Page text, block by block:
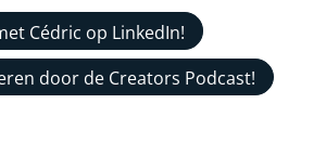
Cédric op LinkedIn!
door de Creators Podcast!